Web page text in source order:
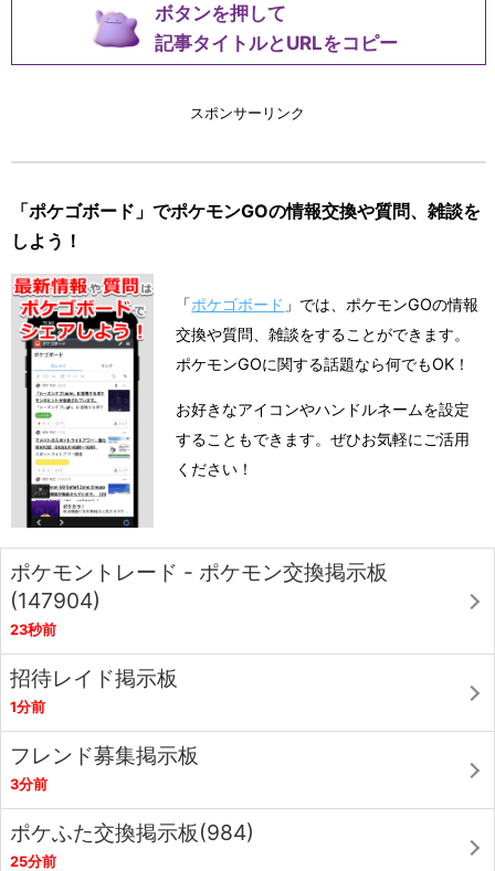
ボタンを押して
記事タイトルとURLをコピー
スポンサーリンク
「ポケゴボード」でポケモンGOの情報交換や質問、雑談を
しよう！
「ポケゴボード 」では、ポケモンGOの情報
交換や質問、雑談をすることができます。
ポケモンGOに関する話題なら何でもOK！
お好きなアイコンやハンドルネームを設定
することもできます。ぜひお気軽にご活用
ください！
ポケモントレード - ポケモン交換掲示板
(147904)
23秒前
招待レイド掲示板
1分前
フレンド募集掲示板
3分前
ポケふた交換掲示板(984)
25分前